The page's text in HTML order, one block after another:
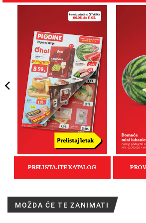
MOŽDA ĆE TE ZANIMATI